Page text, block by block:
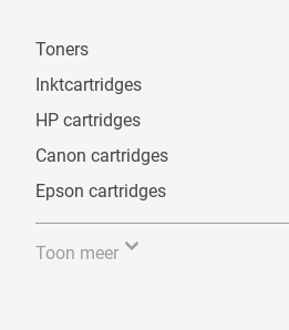
Toners
Inktcartridges
HP cartridges
Canon cartridges
Epson cartridges
Toon meer